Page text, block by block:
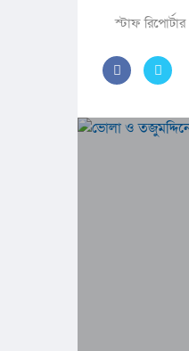
স্টাফ রিপোর্টার